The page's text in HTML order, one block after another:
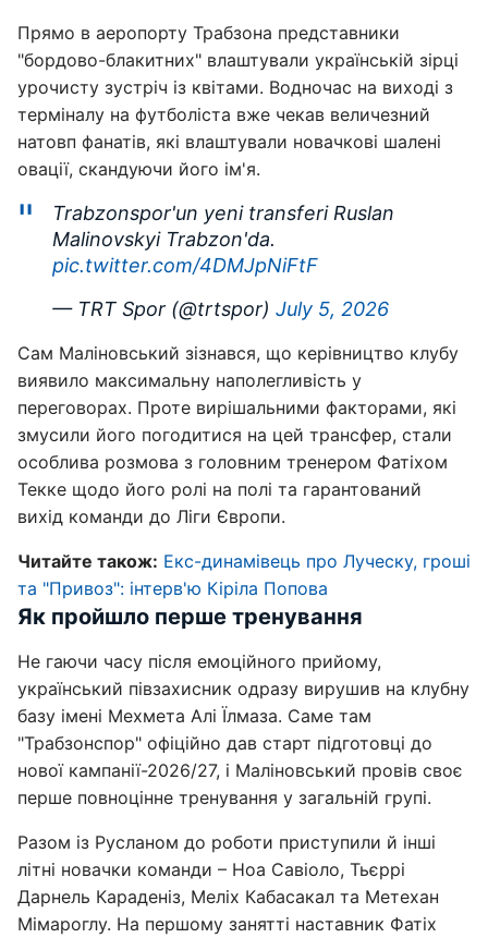
Прямо в аеропорту Трабзона представники
"бордово-блакитних" влаштували українській зірці
урочисту зустріч із квітами. Водночас на виході з
терміналу на футболіста вже чекав величезний
натовп фанатів, які влаштували новачкові шалені
овації, скандуючи його ім'я.
Trabzonspor'un yeni transferi Ruslan
Malinovskyi Trabzon'da.
pic.twitter.com/4DMJpNiFtF
— TRT Spor (@trtspor) July 5, 2026
Сам Маліновський зізнався, що керівництво клубу
виявило максимальну наполегливість у
переговорах. Проте вирішальними факторами, які
змусили його погодитися на цей трансфер, стали
особлива розмова з головним тренером Фатіхом
Текке щодо його ролі на полі та гарантований
вихід команди до Ліги Європи.
Читайте також: Екс-динамівець про Луческу, гроші
та "Привоз": інтерв'ю Кіріла Попова
Як пройшло перше тренування
Не гаючи часу після емоційного прийому,
український півзахисник одразу вирушив на клубну
базу імені Мехмета Алі Їлмаза. Саме там
"Трабзонспор" офіційно дав старт підготовці до
нової кампанії-2026/27, і Маліновський провів своє
перше повноцінне тренування у загальній групі.
Разом із Русланом до роботи приступили й інші
літні новачки команди – Ноа Савіоло, Тьєррі
Дарнель Караденіз, Меліх Кабасакал та Метехан
Мімароглу. На першому занятті наставник Фатіх